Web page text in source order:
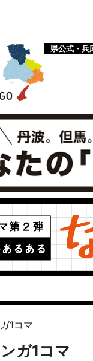
県公式・兵
1コマ
ガ1コマ